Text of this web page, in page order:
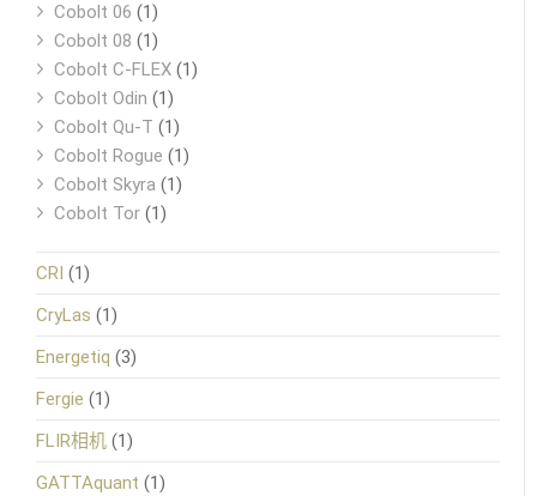
Cobolt 06 (1)
Cobolt 08 (1)
Cobolt C-FLEX (1)
Cobolt Odin (1)
Cobolt Qu-T (1)
Cobolt Rogue (1)
Cobolt Skyra (1)
Cobolt Tor (1)
CRI (1)
CryLas (1)
Energetiq (3)
Fergie (1)
FLIR相机 (1)
GATTAquant (1)